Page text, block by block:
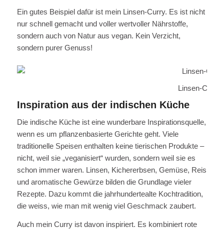
Ein gutes Beispiel dafür ist mein Linsen-Curry. Es ist nicht
nur schnell gemacht und voller wertvoller Nährstoffe,
sondern auch von Natur aus vegan. Kein Verzicht,
sondern purer Genuss!
Linsen-Curry
Inspiration aus der indischen Küche
Die indische Küche ist eine wunderbare Inspirationsquelle,
wenn es um pflanzenbasierte Gerichte geht. Viele
traditionelle Speisen enthalten keine tierischen Produkte –
nicht, weil sie „veganisiert“ wurden, sondern weil sie es
schon immer waren. Linsen, Kichererbsen, Gemüse, Reis
und aromatische Gewürze bilden die Grundlage vieler
Rezepte. Dazu kommt die jahrhundertealte Kochtradition,
die weiss, wie man mit wenig viel Geschmack zaubert.
Auch mein Curry ist davon inspiriert. Es kombiniert rote